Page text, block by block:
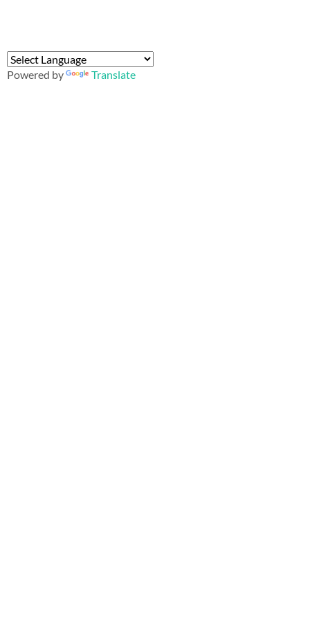
Powered by Translate